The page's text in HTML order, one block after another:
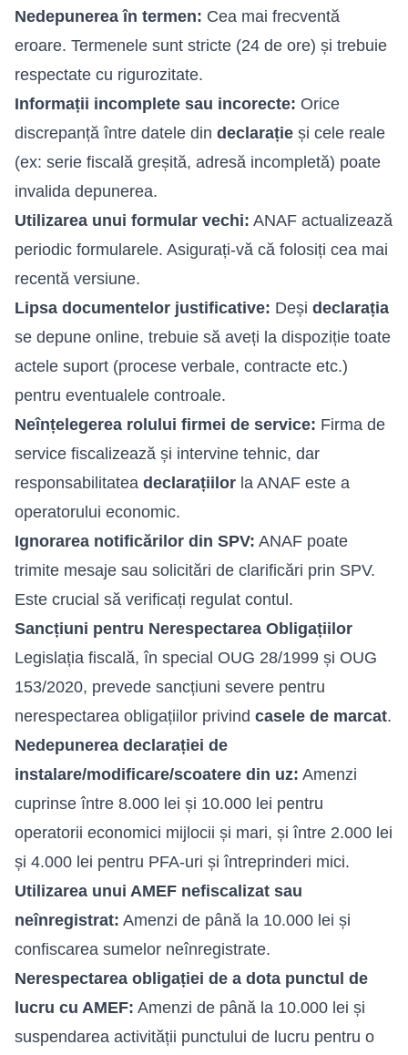
Nedepunerea în termen: Cea mai frecventă
eroare. Termenele sunt stricte (24 de ore) și trebuie
respectate cu rigurozitate.
Informații incomplete sau incorecte: Orice
discrepanță între datele din declarație și cele reale
(ex: serie fiscală greșită, adresă incompletă) poate
invalida depunerea.
Utilizarea unui formular vechi: ANAF actualizează
periodic formularele. Asigurați-vă că folosiți cea mai
recentă versiune.
Lipsa documentelor justificative: Deși declarația
se depune online, trebuie să aveți la dispoziție toate
actele suport (procese verbale, contracte etc.)
pentru eventualele controale.
Neînțelegerea rolului firmei de service: Firma de
service fiscalizează și intervine tehnic, dar
responsabilitatea declarațiilor la ANAF este a
operatorului economic.
Ignorarea notificărilor din SPV: ANAF poate
trimite mesaje sau solicitări de clarificări prin SPV.
Este crucial să verificați regulat contul.
Sancțiuni pentru Nerespectarea Obligațiilor
Legislația fiscală, în special OUG 28/1999 și OUG
153/2020, prevede sancțiuni severe pentru
nerespectarea obligațiilor privind casele de marcat.
Nedepunerea declarației de
instalare/modificare/scoatere din uz: Amenzi
cuprinse între 8.000 lei și 10.000 lei pentru
operatorii economici mijlocii și mari, și între 2.000 lei
și 4.000 lei pentru PFA-uri și întreprinderi mici.
Utilizarea unui AMEF nefiscalizat sau
neînregistrat: Amenzi de până la 10.000 lei și
confiscarea sumelor neînregistrate.
Nerespectarea obligației de a dota punctul de
lucru cu AMEF: Amenzi de până la 10.000 lei și
suspendarea activității punctului de lucru pentru o